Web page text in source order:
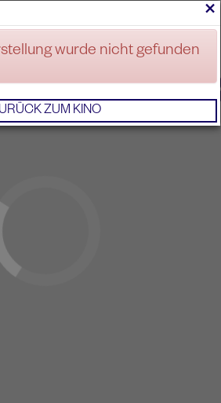
ANMELDEN
×
wurde nicht gefunden
ZUM KINO